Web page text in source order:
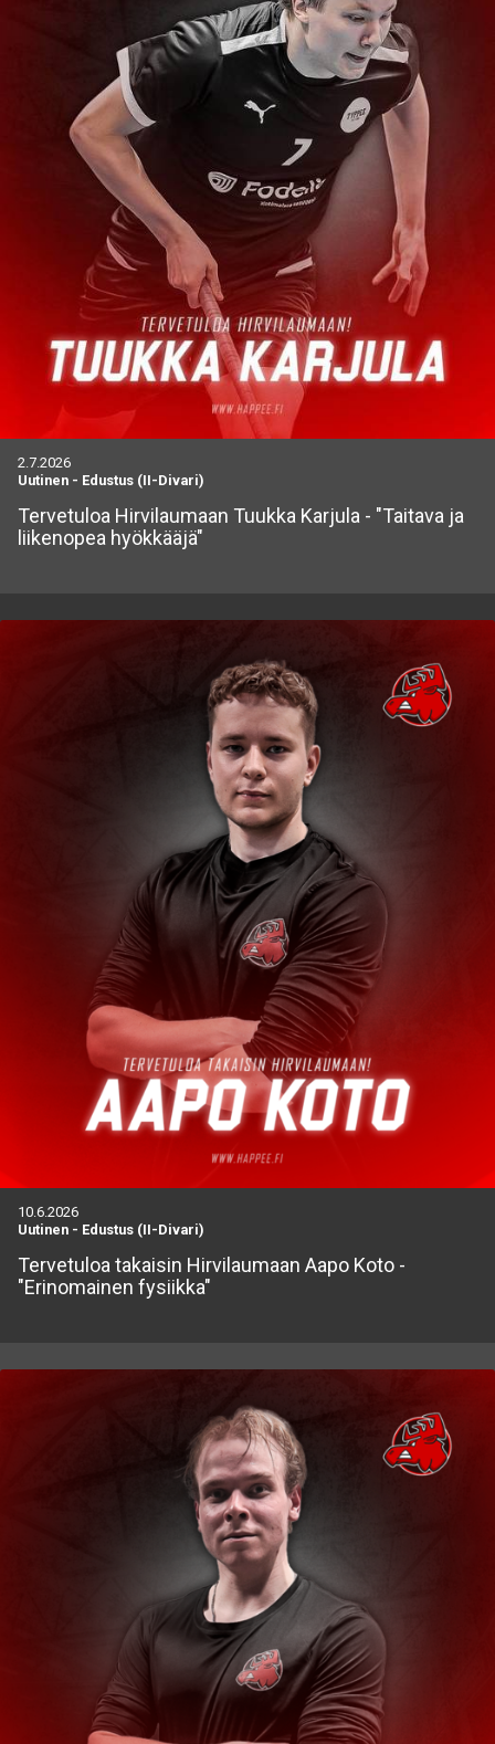
2.7.2026
Uutinen - Edustus (II-Divari)
Tervetuloa Hirvilaumaan Tuukka Karjula - "Taitava ja
liikenopea hyökkääjä"
10.6.2026
Uutinen - Edustus (II-Divari)
Tervetuloa takaisin Hirvilaumaan Aapo Koto -
"Erinomainen fysiikka"